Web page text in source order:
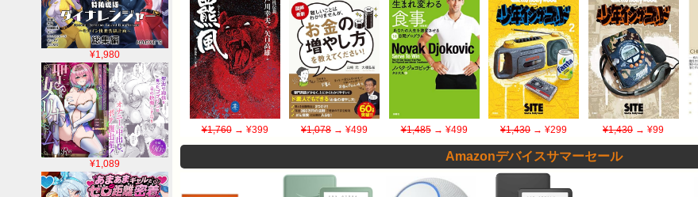
¥1,980
¥1,089
¥1,760→ ¥399 ¥1,078 → ¥499 ¥1,485→ ¥499 ¥1,430 → ¥299 ¥1,430 → ¥99
Amazonデバイスサマーセール